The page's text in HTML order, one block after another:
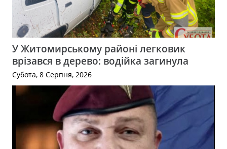
У Житомирському районі легковик
врізався в дерево: водійка загинула
Субота, 8 Серпня, 2026